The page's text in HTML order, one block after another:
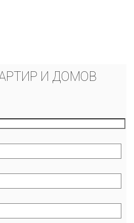
И ДОМОВ